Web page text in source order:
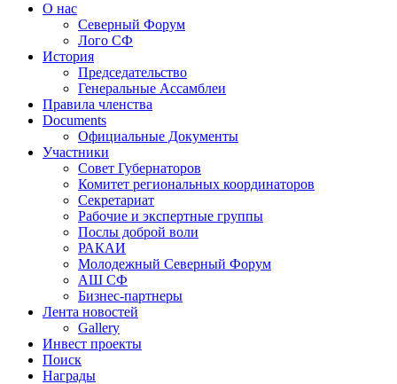
О нас
Северный Форум
Лого СФ
История
Председательство
Генеральные Ассамблеи
Правила членства
Documents
Официальные Документы
Участники
Совет Губернаторов
Комитет региональных координаторов
Секретариат
Рабочие и экспертные группы
Послы доброй воли
РАКАИ
Молодежный Северный Форум
АШ СФ
Бизнес-партнеры
Лента новостей
Gallery
Инвест проекты
Поиск
Награды